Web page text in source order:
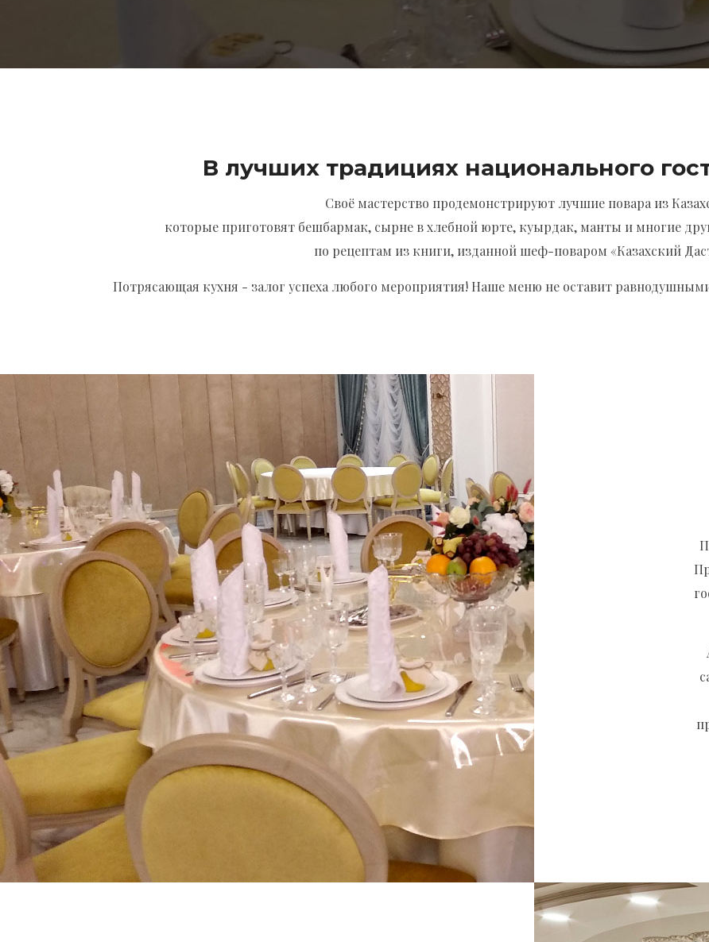
В лучших традициях национального
Своё мастерство продемонстрируют лучшие повара из
которые приготовят бешбармак, сырне в хлебной юрте, куырдак, манты и многие
по рецептам из книги, изданной шеф-поваром «Казахский
Потрясающая кухня - залог успеха любого мероприятия! Наше меню не оставит